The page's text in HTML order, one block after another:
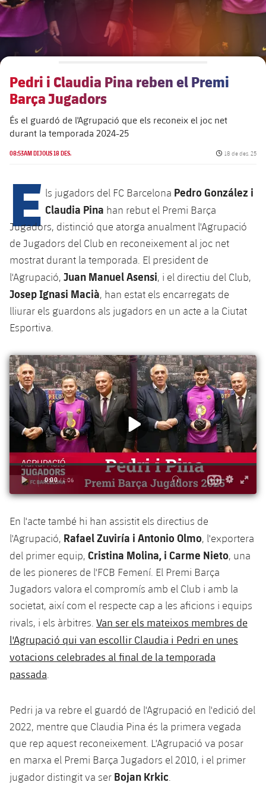
Presidents
Patronat FBV
Transparència
Aliances
Contacte
Residències per a la Gent Gran
Barcelonisme i vida activa
Codi ètic
Pedri i Claudia Pina reben el Premi
Barça Jugadors
És el guardó de l'Agrupació que els reconeix el joc net
durant la temporada 2024-25
08:53AM DIJOUS 18 DES. Data de
18 de des. 25
E ls jugadors del FC Barcelona Pedro González i
Claudia Pina han rebut el Premi Barça
Jugadors, distinció que atorga anualment l'Agrupació
de Jugadors del Club en reconeixement al joc net
mostrat durant la temporada. El president de
l'Agrupació, Juan Manuel Asensi, i el directiu del Club,
Josep Ignasi Macià, han estat els encarregats de
lliurar els guardons als jugadors en un acte a la Ciutat
Esportiva.
En l'acte també hi han assistit els directius de
l'Agrupació, Rafael Zuviría i Antonio Olmo, l'exportera
del primer equip, Cristina Molina, i Carme Nieto, una
de les pioneres de l'FCB Femení. El Premi Barça
Jugadors valora el compromís amb el Club i amb la
societat, així com el respecte cap a les aficions i equips
rivals, i els àrbitres. Van ser els mateixos membres de
l'Agrupació qui van escollir Claudia i Pedri en unes
votacions celebrades al final de la temporada
passada
Pedri ja va rebre el guardó de l'Agrupació en l'edició del
2022, mentre que Claudia Pina és la primera vegada
que rep aquest reconeixement. L'Agrupació va posar
en marxa el Premi Barça Jugadors el 2010, i el primer
jugador distingit va ser Bojan Krkic